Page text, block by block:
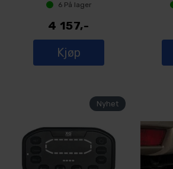
6På lager
4 157,-
Kjøp